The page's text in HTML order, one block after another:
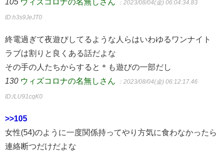
：2023/08/04(金) 06:04:34.83
ID:h3s9JeJT0
終電過ぎて夜遊びしてるような人らはいわゆるワンナイト
ラブは割りと良くある話だよな
その手の人たちからすると＊も遊びの一部だし
130 ウィズコロナの名無しさん ：2023/08/04(金) 06:12:17.46
ID:/LU91cqK0
>>105
女性(54)のように一度関係持ってやり方気に食わなかったら
連絡断つだけだよな